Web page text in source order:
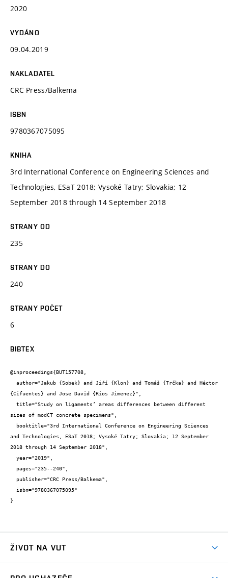
2020
VYDÁNO
09.04.2019
NAKLADATEL
CRC Press/Balkema
ISBN
9780367075095
KNIHA
3rd International Conference on Engineering Sciences and
Technologies, ESaT 2018; Vysoké Tatry; Slovakia; 12
September 2018 through 14 September 2018
STRANY OD
235
STRANY DO
240
STRANY POČET
6
BIBTEX
@inproceedings{BUT157708,
{Cifuentes} and Jose David {Rios Jimenez}",
sizes of modCT concrete specimens",
and Technologies, ESaT 2018; Vysoké Tatry; Slovakia; 12 September
2018 through 14 September 2018",
}
ŽIVOT NA VUT